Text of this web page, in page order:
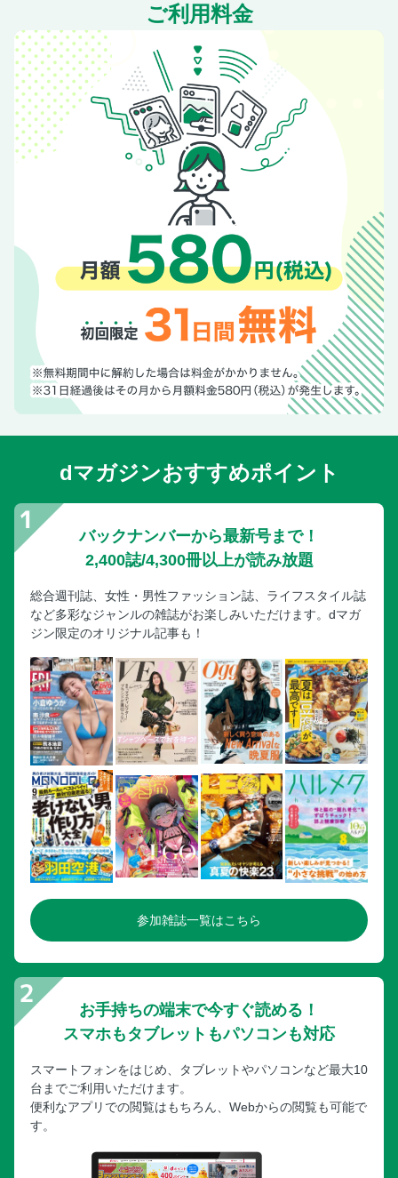
ご利用料金
dマガジンおすすめポイント
バックナンバーから最新号まで！
2,400誌/4,300冊以上が読み放題
総合週刊誌、女性・男性ファッション誌、ライフスタイル誌
など多彩なジャンルの雑誌がお楽しみいただけます。dマガ
ジン限定のオリジナル記事も！
参加雑誌一覧はこちら
お手持ちの端末で今すぐ読める！
スマホもタブレットもパソコンも対応
スマートフォンをはじめ、タブレットやパソコンなど最大10
台までご利用いただけます。
便利なアプリでの閲覧はもちろん、Webからの閲覧も可能で
す。